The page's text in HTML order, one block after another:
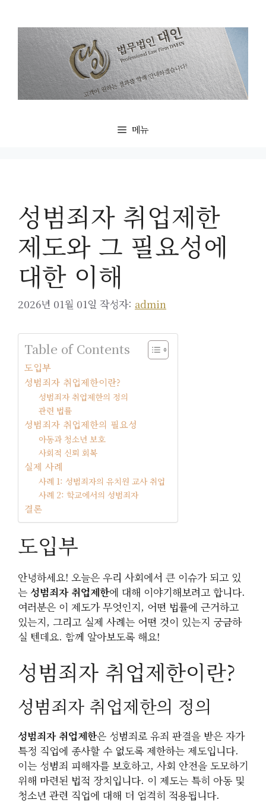
메뉴
성범죄자 취업제한
제도와 그 필요성에
대한 이해
2026년 01월 01일 작성자: admin
Table of Contents
도입부
성범죄자 취업제한이란?
성범죄자 취업제한의 정의
관련 법률
성범죄자 취업제한의 필요성
아동과 청소년 보호
사회적 신뢰 회복
실제 사례
사례 1: 성범죄자의 유치원 교사 취업
사례 2: 학교에서의 성범죄자
결론
도입부
안녕하세요! 오늘은 우리 사회에서 큰 이슈가 되고 있
는 성범죄자 취업제한에 대해 이야기해보려고 합니다.
여러분은 이 제도가 무엇인지, 어떤 법률에 근거하고
있는지, 그리고 실제 사례는 어떤 것이 있는지 궁금하
실 텐데요. 함께 알아보도록 해요!
성범죄자 취업제한이란?
성범죄자 취업제한의 정의
성범죄자 취업제한은 성범죄로 유죄 판결을 받은 자가
특정 직업에 종사할 수 없도록 제한하는 제도입니다.
이는 성범죄 피해자를 보호하고, 사회 안전을 도모하기
위해 마련된 법적 장치입니다. 이 제도는 특히 아동 및
청소년 관련 직업에 대해 더 엄격히 적용됩니다.